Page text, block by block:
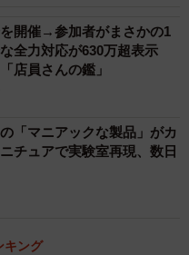
」とか言って家族から迎
分は独身だけど。（40
しやすそうでした。
だから。（40代・女性）
て、住みやすそうだか
開催→参加者がまさかの1
全力対応が630万超表示
店員さんの鑑」
「マニアックな製品」がカ
チュアで実験室再現、数日
キング